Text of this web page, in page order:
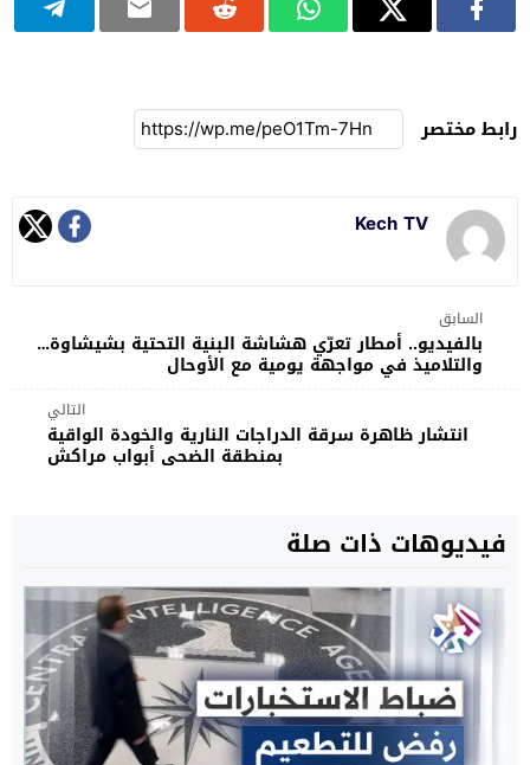
رابط مختصر
Kech TV
السابق
بالفيديو.. أمطار تعرّي هشاشة البنية التحتية بشيشاوة…
والتلاميذ في مواجهة يومية مع الأوحال
التالي
انتشار ظاهرة سرقة الدراجات النارية والخودة الواقية
بمنطقة الضحى أبواب مراكش
فيديوهات ذات صلة